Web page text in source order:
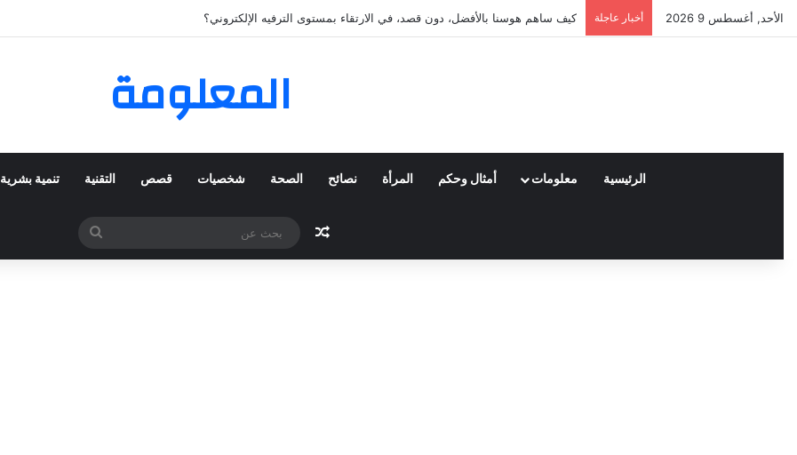
الأحد, أغسطس 9 2026 أخبار عاجلة العملاء واختياراتهم لمنتجات نايكي المفضلة عبر ترينديول: استكشاف رحلة التسوق الذكي.
المعلومة
الرئيسية معلومات أمثال وحكم المرأة نصائح الصحة شخصيات قصص التقنية تنمية بشرية
مقال عشوائي
بحث
عن